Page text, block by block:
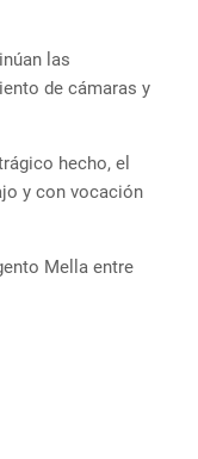
las
de cámaras y
hecho, el
y con vocación
Mella entre